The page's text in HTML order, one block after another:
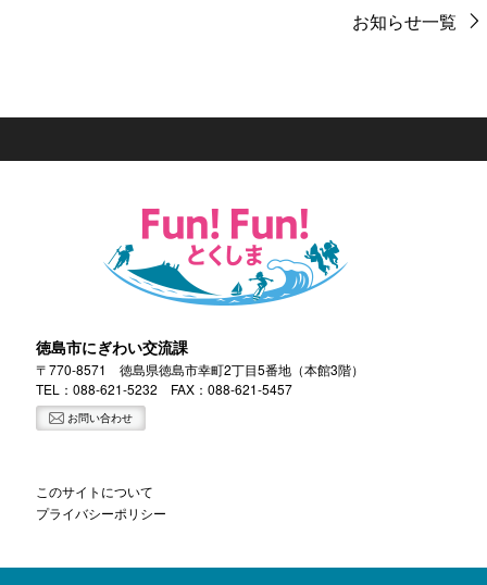
お知らせ一覧
徳島市にぎわい交流課
〒770-8571 徳島県徳島市幸町2丁目5番地（本館3階）
TEL：088-621-5232 FAX：088-621-5457
お問い合わせ
このサイトについて
プライバシーポリシー